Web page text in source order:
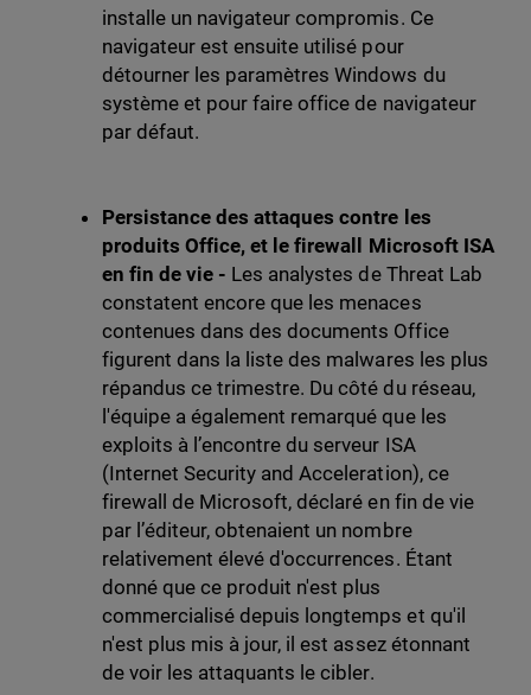
installe un navigateur compromis. Ce
navigateur est ensuite utilisé pour
détourner les paramètres Windows du
système et pour faire office de navigateur
par défaut.
Persistance des attaques contre les
produits Office, et le firewall Microsoft ISA
en fin de vie - Les analystes de Threat Lab
constatent encore que les menaces
contenues dans des documents Office
figurent dans la liste des malwares les plus
répandus ce trimestre. Du côté du réseau,
l'équipe a également remarqué que les
exploits à l’encontre du serveur ISA
(Internet Security and Acceleration), ce
firewall de Microsoft, déclaré en fin de vie
par l’éditeur, obtenaient un nombre
relativement élevé d'occurrences. Étant
donné que ce produit n'est plus
commercialisé depuis longtemps et qu'il
n'est plus mis à jour, il est assez étonnant
de voir les attaquants le cibler.